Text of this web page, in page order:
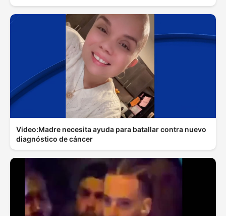
Video:Madre necesita ayuda para batallar contra nuevo
diagnóstico de cáncer